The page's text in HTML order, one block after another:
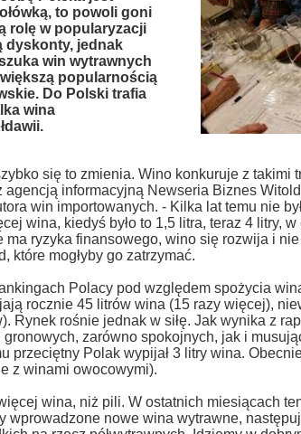
to powoli goni
rolę w popularyzacji
dyskonty, jednak
win wytrawnych
popularnością
Do Polski trafia
wina
się to zmienia. Wino konkuruje z takimi
agencją informacyjną Newseria Biznes
win importowanych. - Kilka lat temu nie
wina, kiedyś było to 1,5 litra, teraz 4 litry,
ma ryzyka finansowego, wino się rozwija i
które mogłyby go zatrzymać.
Polacy pod względem spożycia
rocznie 45 litrów wina (15 razy więcej),
Rynek rośnie jednak w siłę. Jak wynika z
zarówno spokojnych, jak i
przeciętny Polak wypijał 3 litry wina.
z winami owocowymi).
wina, niż pili. W ostatnich miesiącach
wprowadzone nowe wina wytrawne,